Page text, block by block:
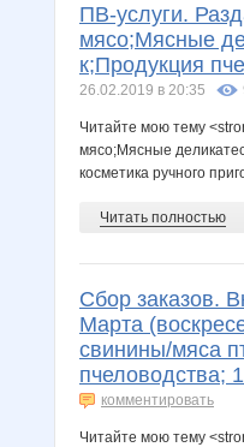
ПВ-услуги.
мясо;Мясные
к;Продукция
26.02.2019 в 20:35
Читайте мою тему
мясо;Мясные
косметика ручного
Читать полностью
Сбор заказов.
Марта
свинины/мяса
пчеловодства;
комментировать
Читайте мою тему